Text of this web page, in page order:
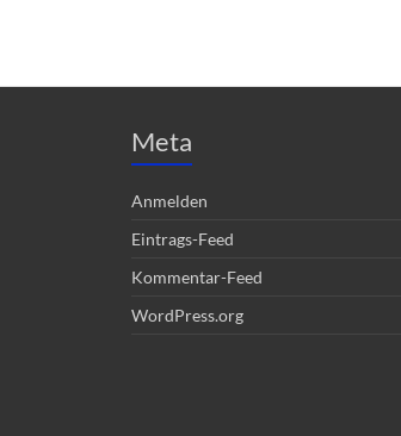
Meta
Anmelden
Eintrags-Feed
Kommentar-Feed
WordPress.org